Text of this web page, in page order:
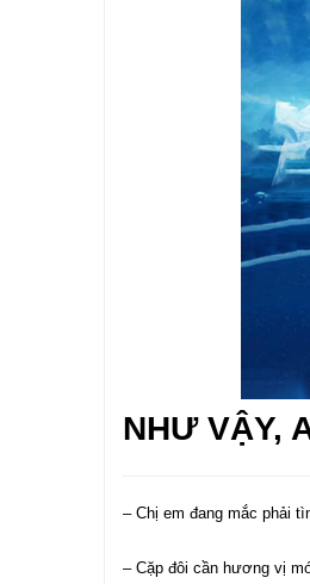
NHƯ VẬY,
– Chị em đang mắc phải
– Cặp đôi cần hương vị